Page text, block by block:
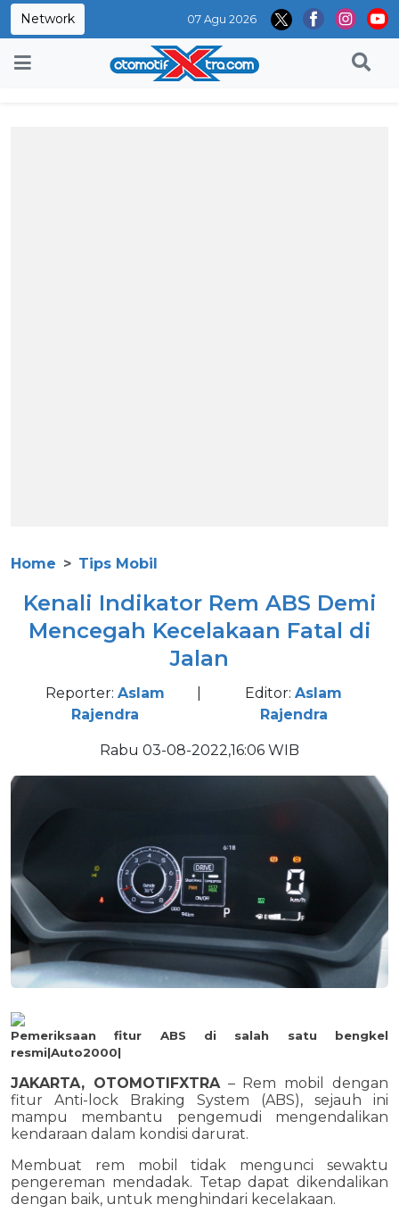
Network 07 Agu 2026
Home Tips Mobil
Kenali Indikator Rem ABS Demi
Mencegah Kecelakaan Fatal di
Jalan
Reporter: Aslam
Rajendra
Editor:Aslam
Rajendra
Rabu 03-08-2022,16:06 WIB
Pemeriksaan fitur ABS di salah satu bengkel
resmi|Auto2000|
JAKARTA, OTOMOTIFXTRA– Rem mobil dengan
fitur Anti-lock Braking System (ABS), sejauh ini
mampu membantu pengemudi mengendalikan
kendaraan dalam kondisi darurat.
Membuat rem mobil tidak mengunci sewaktu
pengereman mendadak. Tetap dapat dikendalikan
dengan baik, untuk menghindari kecelakaan.